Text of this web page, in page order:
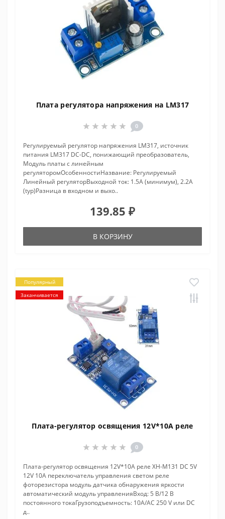
Плата регулятора напряжения на LM317
0
Регулируемый регулятор напряжения LM317, источник
питания LM317 DC-DC, понижающий преобразователь,
Модуль платы с линейным
регуляторомОсобенностиНазвание: Регулируемый
Линейный регуляторВыходной ток: 1.5A (минимум), 2.2A
(typ)Разница в входном и выхо..
139.85 ₽
В КОРЗИНУ
Популярный
Заканчивается
Плата-регулятор освящения 12V*10A реле
0
Плата-регулятор освящения 12V*10A реле XH-M131 DC 5V
12V 10A переключатель управления светом реле
фоторезистора модуль датчика обнаружения яркости
автоматический модуль управленияВход: 5 В/12 В
постоянного токаГрузоподъемность: 10A/AC 250 V или DC
д..